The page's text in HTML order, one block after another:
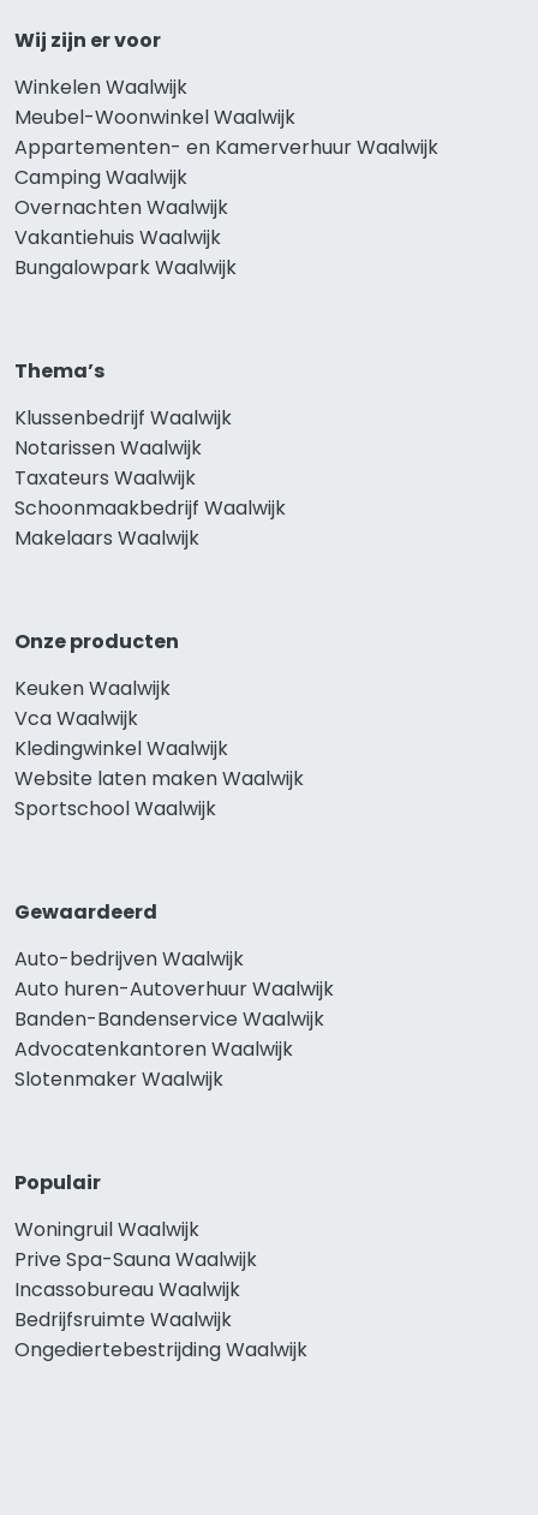
Wij zijn er voor
Winkelen Waalwijk
Meubel-Woonwinkel Waalwijk
Appartementen- en Kamerverhuur Waalwijk
Camping Waalwijk
Overnachten Waalwijk
Vakantiehuis Waalwijk
Bungalowpark Waalwijk
Thema’s
Klussenbedrijf Waalwijk
Notarissen Waalwijk
Taxateurs Waalwijk
Schoonmaakbedrijf Waalwijk
Makelaars Waalwijk
Onze producten
Keuken Waalwijk
Vca Waalwijk
Kledingwinkel Waalwijk
Website laten maken Waalwijk
Sportschool Waalwijk
Gewaardeerd
Auto-bedrijven Waalwijk
Auto huren-Autoverhuur Waalwijk
Banden-Bandenservice Waalwijk
Advocatenkantoren Waalwijk
Slotenmaker Waalwijk
Populair
Woningruil Waalwijk
Prive Spa-Sauna Waalwijk
Incassobureau Waalwijk
Bedrijfsruimte Waalwijk
Ongediertebestrijding Waalwijk